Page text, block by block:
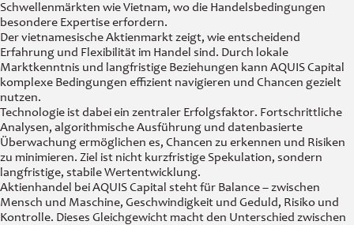
Schwellenmärkten wie Vietnam, wo die Handelsbedingungen
besondere Expertise erfordern.
Der vietnamesische Aktienmarkt zeigt, wie entscheidend
Erfahrung und Flexibilität im Handel sind. Durch lokale
Marktkenntnis und langfristige Beziehungen kann AQUIS Capital
komplexe Bedingungen effizient navigieren und Chancen gezielt
nutzen.
Technologie ist dabei ein zentraler Erfolgsfaktor. Fortschrittliche
Analysen, algorithmische Ausführung und datenbasierte
Überwachung ermöglichen es, Chancen zu erkennen und Risiken
zu minimieren. Ziel ist nicht kurzfristige Spekulation, sondern
langfristige, stabile Wertentwicklung.
Aktienhandel bei AQUIS Capital steht für Balance – zwischen
Mensch und Maschine, Geschwindigkeit und Geduld, Risiko und
Kontrolle. Dieses Gleichgewicht macht den Unterschied zwischen